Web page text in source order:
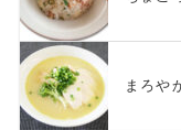
まろや